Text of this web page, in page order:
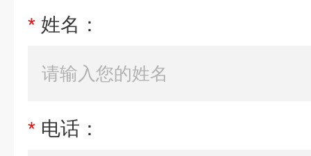
* 姓名：
* 电话：